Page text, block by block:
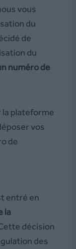
vous
du
de
du
numéro de
la plateforme
vos
de
entré en
la
décision
des